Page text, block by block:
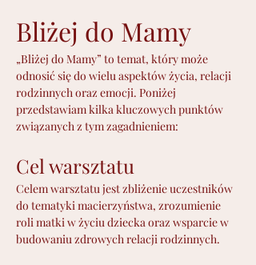
Bliżej do Mamy
„Bliżej do Mamy” to temat, który może
odnosić się do wielu aspektów życia, relacji
rodzinnych oraz emocji. Poniżej
przedstawiam kilka kluczowych punktów
związanych z tym zagadnieniem:
Cel warsztatu
Celem warsztatu jest zbliżenie uczestników
do tematyki macierzyństwa, zrozumienie
roli matki w życiu dziecka oraz wsparcie w
budowaniu zdrowych relacji rodzinnych.